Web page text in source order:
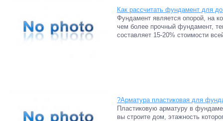
Как рассчитать фундамент для
Фундамент является опорой, на
чем более прочный фундамент,
составляет 15-20% стоимости
?Арматура пластиковая для
Пластиковую арматуру в
вы строите дом, этажность